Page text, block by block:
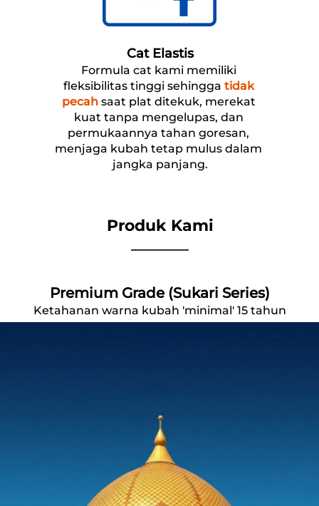
Cat Elastis
Formula cat kami memiliki
fleksibilitas tinggi sehingga tidak
pecah saat plat ditekuk, merekat
kuat tanpa mengelupas, dan
permukaannya tahan goresan,
menjaga kubah tetap mulus dalam
jangka panjang.
Produk Kami
Premium Grade (Sukari Series)
Ketahanan warna kubah 'minimal' 15 tahun